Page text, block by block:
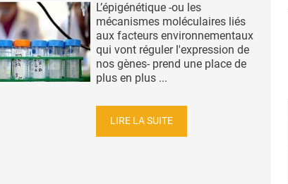
L’épigénétique -ou les
mécanismes moléculaires liés
aux facteurs environnementaux
qui vont réguler l'expression de
nos gènes- prend une place de
plus en plus ...
LIRE LA SUITE